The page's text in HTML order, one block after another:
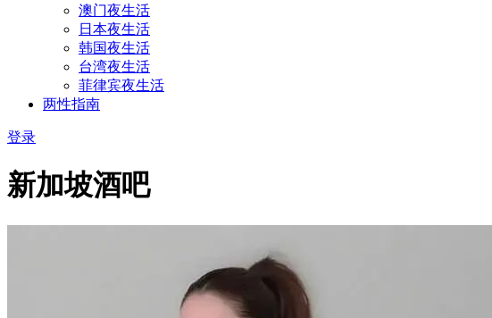
澳门夜生活
日本夜生活
韩国夜生活
台湾夜生活
菲律宾夜生活
两性指南
登录
新加坡酒吧